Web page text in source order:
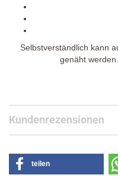
Selbstverständlich kann
genäht
Kundenrezensionen
teilen